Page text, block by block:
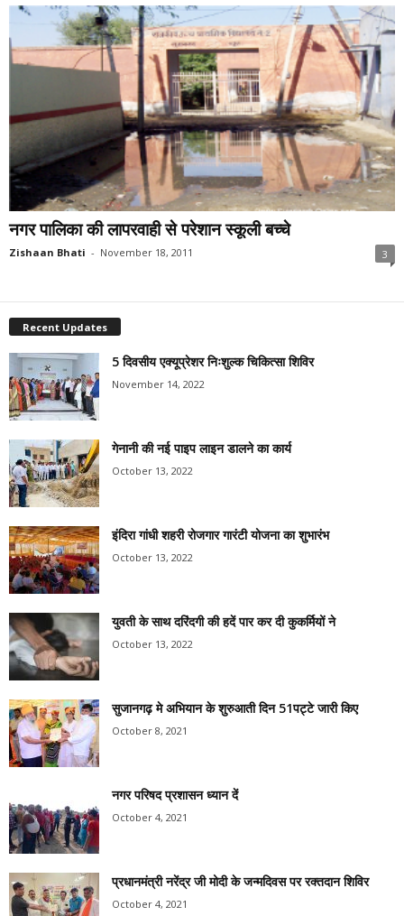
नगर पालिका की लापरवाही से परेशान स्कूली बच्चे
Zishaan Bhati - November 18, 2011 3
Recent Updates
5 दिवसीय एक्यूप्रेशर निःशुल्क चिकित्सा शिविर
November 14, 2022
गेनानी की नई पाइप लाइन डालने का कार्य
October 13, 2022
इंदिरा गांधी शहरी रोजगार गारंटी योजना का शुभारंभ
October 13, 2022
युवती के साथ दरिंदगी की हदें पार कर दी कुकर्मियों ने
October 13, 2022
सुजानगढ़ मे अभियान के शुरुआती दिन 51पट्टे जारी किए
October 8, 2021
नगर परिषद प्रशासन ध्यान दें
October 4, 2021
प्रधानमंत्री नरेंद्र जी मोदी के जन्मदिवस पर रक्तदान शिविर
October 4, 2021